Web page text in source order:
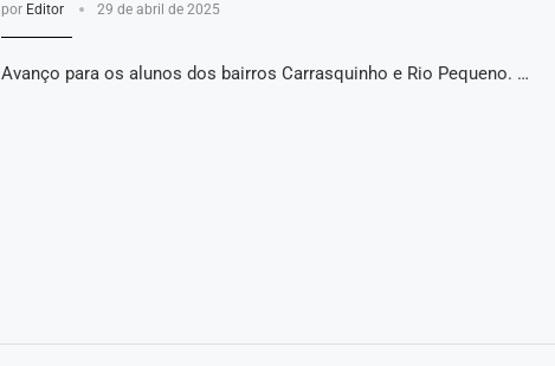
por Editor 29 de abril de 2025
Avanço para os alunos dos bairros Carrasquinho e Rio Pequeno. …